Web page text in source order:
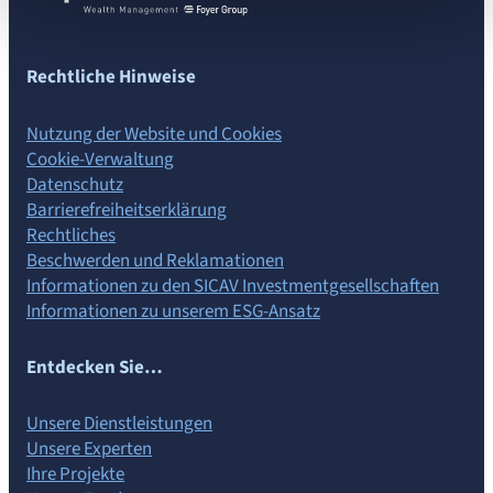
deren Leistung verfolgen. Informationen mit den
Möglichkeit geben, Inhalte anzuzeigen, die auf einer
externen Website gehostet werden.
Rechtliche Hinweise
Nutzung der Website und Cookies
Cookie-Verwaltung
Datenschutz
Barrierefreiheits­erklärung
Rechtliches
Beschwerden und Reklamationen
Informationen zu den SICAV Investmentgesellschaften
Informationen zu unserem ESG-Ansatz
Entdecken Sie…
Unsere Dienstleistungen
Unsere Experten
Ihre Projekte